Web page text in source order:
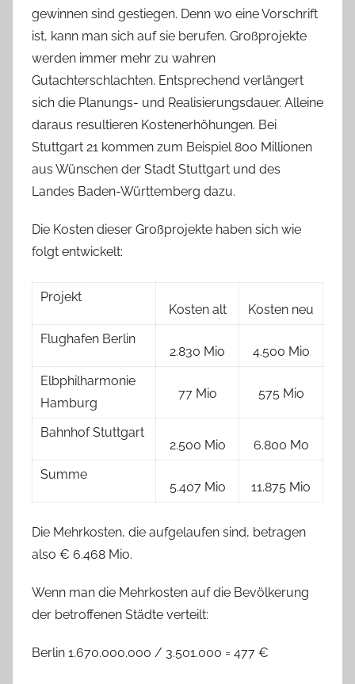
gewinnen sind gestiegen. Denn wo eine Vorschrift
ist, kann man sich auf sie berufen. Großprojekte
werden immer mehr zu wahren
Gutachterschlachten. Entsprechend verlängert
sich die Planungs- und Realisierungsdauer. Alleine
daraus resultieren Kostenerhöhungen. Bei
Stuttgart 21 kommen zum Beispiel 800 Millionen
aus Wünschen der Stadt Stuttgart und des
Landes Baden-Württemberg dazu.
Die Kosten dieser Großprojekte haben sich wie
folgt entwickelt:
Projekt
Kosten alt
Kosten neu
Flughafen Berlin
2.830 Mio
4.500 Mio
Elbphilharmonie
Hamburg
77 Mio 575 Mio
Bahnhof Stuttgart
2.500 Mio
6.800 Mo
Summe
5.407 Mio
11.875 Mio
Die Mehrkosten, die aufgelaufen sind, betragen
also € 6.468 Mio.
Wenn man die Mehrkosten auf die Bevölkerung
der betroffenen Städte verteilt:
Berlin 1.670.000.000 / 3.501.000 = 477 €